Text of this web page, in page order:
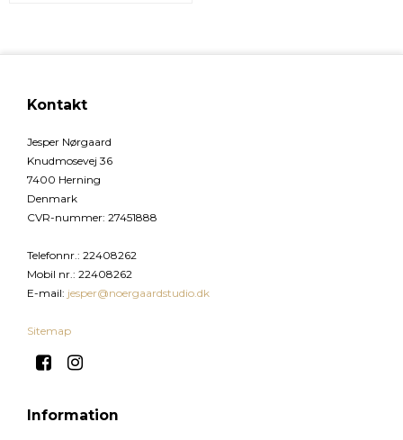
Kontakt
Jesper Nørgaard
Knudmosevej 36
7400 Herning
Denmark
CVR-nummer: 27451888
Telefonnr.: 22408262
Mobil nr.: 22408262
E-mail: jesper@noergaardstudio.dk
Sitemap
Information